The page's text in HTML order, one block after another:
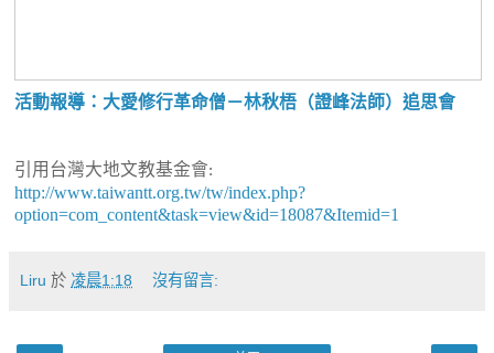
活動報導：大愛修行革命僧－林秋梧（證峰法師）追思會
引用台灣大地文教基金會:
http://www.taiwantt.org.tw/tw/index.php?
option=com_content&task=view&id=18087&Itemid=1
Liru 於 凌晨1:18 沒有留言: